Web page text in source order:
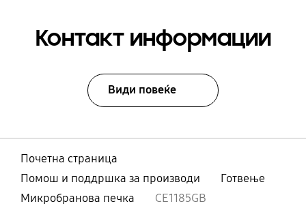
Контакт информации
Види повеќе
Почетна страница
Помош и поддршка за производи
Готвење
Микробранова печка
CE1185GB